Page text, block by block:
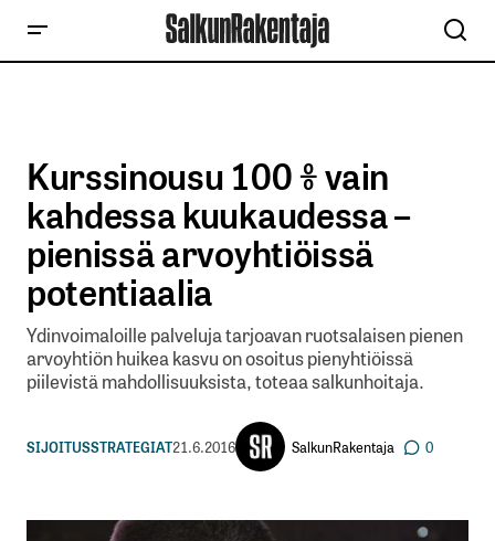
Kurssinousu 100 % vain
kahdessa kuukaudessa –
pienissä arvoyhtiöissä
potentiaalia
Ydinvoimaloille palveluja tarjoavan ruotsalaisen pienen
arvoyhtiön huikea kasvu on osoitus pienyhtiöissä
piilevistä mahdollisuuksista, toteaa salkunhoitaja.
SIJOITUSSTRATEGIAT21.6.2016 SalkunRakentaja 0